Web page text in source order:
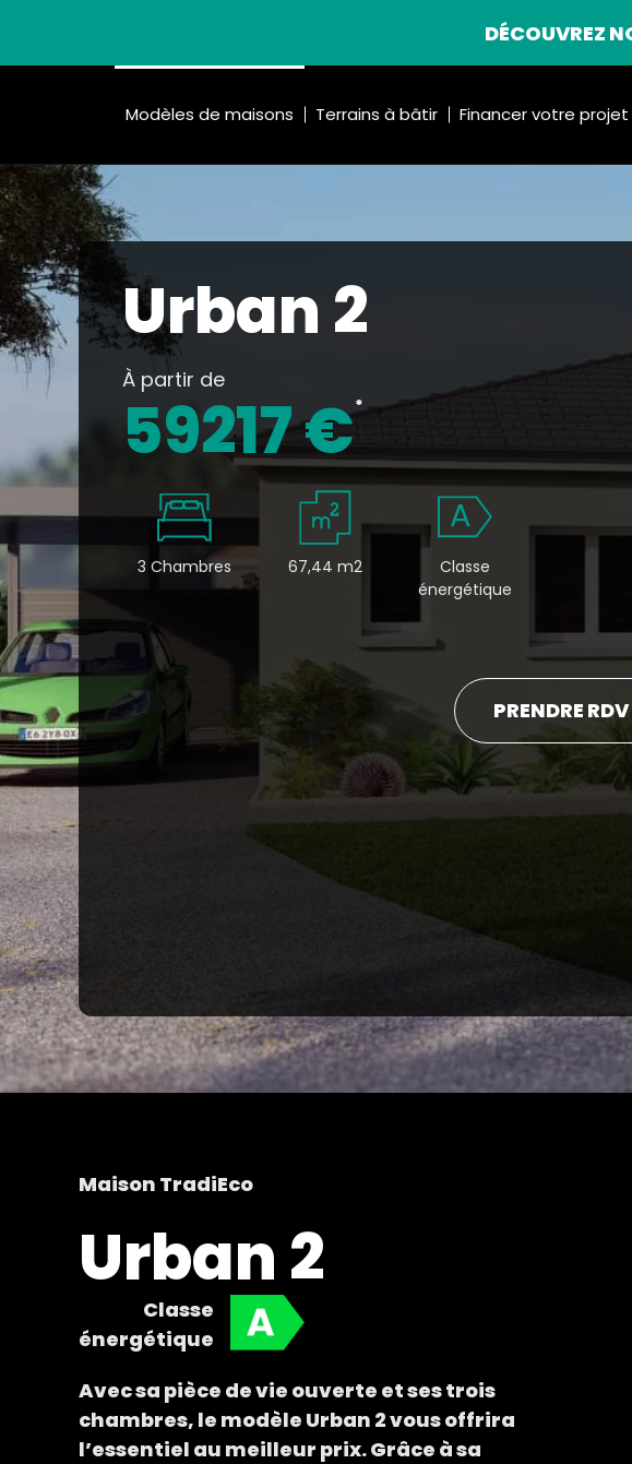
DÉCOUVREZ
Modèles de maisons Terrains à bâtir Financer votre projet
Urban 2
À partir de
59217 €*
3 Chambres 67,44 m2
A
Classe
énergétique
PRENDRE RDV
Maison TradiEco
Urban 2
Classe
énergétique
Avec sa pièce de vie ouverte et ses trois
chambres, le modèle Urban 2 vous offrira
l’essentiel au meilleur prix. Grâce à sa